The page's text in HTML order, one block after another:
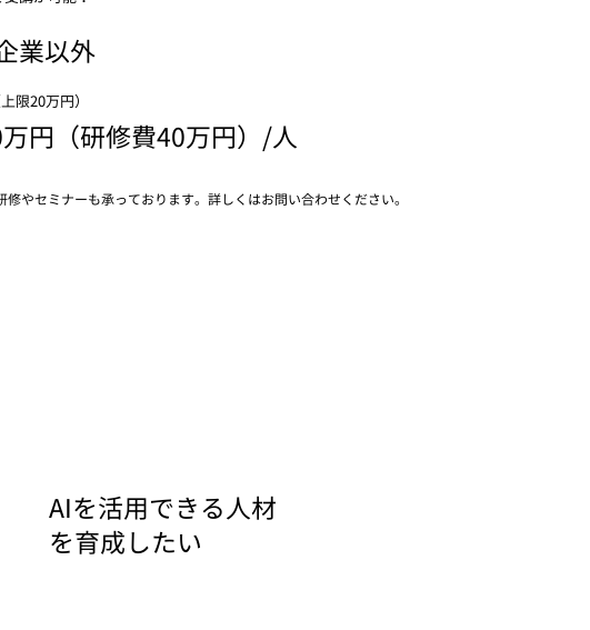
業以外
限20万円）
円（研修費40万円）/人
修やセミナーも承っております。詳しくはお問い合わせください。
AIを活用できる人材
​を育成したい